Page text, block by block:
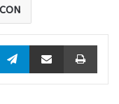
TelegramShare via Email Print